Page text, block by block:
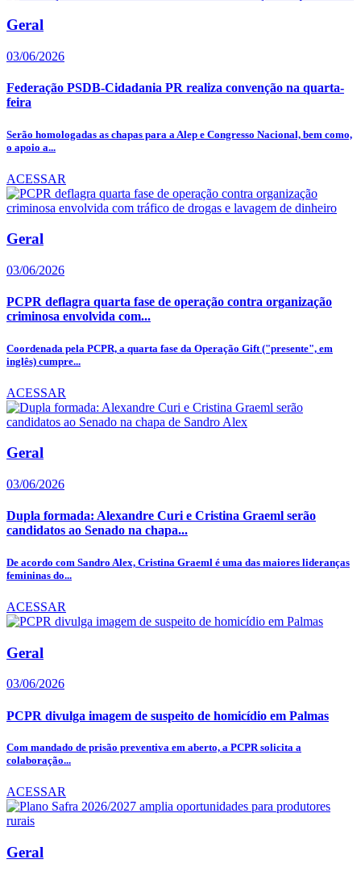
Geral
03/06/2026
Federação PSDB-Cidadania PR realiza convenção na quarta-
feira
Serão homologadas as chapas para a Alep e Congresso Nacional, bem como,
o apoio a...
ACESSAR
Geral
03/06/2026
PCPR deflagra quarta fase de operação contra organização
criminosa envolvida com...
Coordenada pela PCPR, a quarta fase da Operação Gift ("presente", em
inglês) cumpre...
ACESSAR
Geral
03/06/2026
Dupla formada: Alexandre Curi e Cristina Graeml serão
candidatos ao Senado na chapa...
De acordo com Sandro Alex, Cristina Graeml é uma das maiores lideranças
femininas do...
ACESSAR
Geral
03/06/2026
PCPR divulga imagem de suspeito de homicídio em Palmas
Com mandado de prisão preventiva em aberto, a PCPR solicita a
colaboração...
ACESSAR
Geral